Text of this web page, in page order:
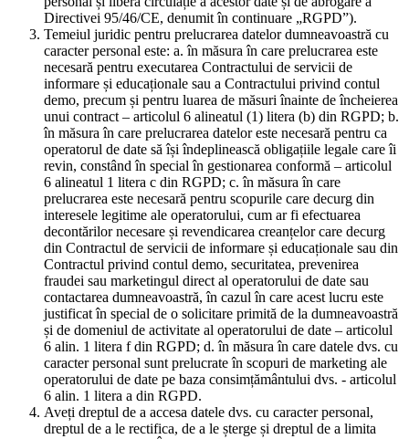
Directivei 95/46/CE, denumit în continuare „RGPD”).
Temeiul juridic pentru prelucrarea datelor dumneavoastră cu
caracter personal este: a. în măsura în care prelucrarea este
necesară pentru executarea Contractului de servicii de
informare și educaționale sau a Contractului privind contul
demo, precum și pentru luarea de măsuri înainte de încheierea
unui contract – articolul 6 alineatul (1) litera (b) din RGPD; b.
în măsura în care prelucrarea datelor este necesară pentru ca
operatorul de date să își îndeplinească obligațiile legale care îi
revin, constând în special în gestionarea conformă – articolul
6 alineatul 1 litera c din RGPD; c. în măsura în care
prelucrarea este necesară pentru scopurile care decurg din
interesele legitime ale operatorului, cum ar fi efectuarea
decontărilor necesare și revendicarea creanțelor care decurg
din Contractul de servicii de informare și educaționale sau din
Contractul privind contul demo, securitatea, prevenirea
fraudei sau marketingul direct al operatorului de date sau
contactarea dumneavoastră, în cazul în care acest lucru este
justificat în special de o solicitare primită de la dumneavoastră
și de domeniul de activitate al operatorului de date – articolul
6 alin. 1 litera f din RGPD; d. în măsura în care datele dvs. cu
caracter personal sunt prelucrate în scopuri de marketing ale
operatorului de date pe baza consimțământului dvs. - articolul
6 alin. 1 litera a din RGPD.
Aveți dreptul de a accesa datele dvs. cu caracter personal,
dreptul de a le rectifica, de a le șterge și dreptul de a limita